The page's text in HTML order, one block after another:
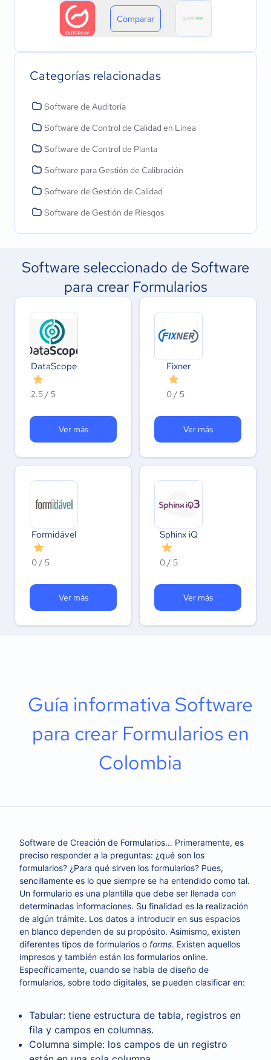
Comparar
Categorías relacionadas
Software de Auditoría
Software de Control de Calidad en Línea
Software de Control de Planta
Software para Gestión de Calibración
Software de Gestión de Calidad
Software de Gestión de Riesgos
Software seleccionado de Software
para crear Formularios
DataScope
2.5 / 5
Ver más
Fixner
0 / 5
Ver más
Formidável
0 / 5
Ver más
Sphinx iQ
0 / 5
Ver más
Guía informativa Software
para crear Formularios en
Colombia
Software de Creación de Formularios… Primeramente, es
preciso responder a la preguntas: ¿qué son los
formularios? ¿Para qué sirven los formularios? Pues,
sencillamente es lo que siempre se ha entendido como tal.
Un formulario es una plantilla que debe ser llenada con
determinadas informaciones. Su finalidad es la realización
de algún trámite. Los datos a introducir en sus espacios
en blanco dependen de su propósito. Asimismo, existen
diferentes tipos de formularios o forms. Existen aquellos
impresos y también están los formularios online.
Específicamente, cuando se habla de diseño de
formularios, sobre todo digitales, se pueden clasificar en:
Tabular: tiene estructura de tabla, registros en
fila y campos en columnas.
Columna simple: los campos de un registro